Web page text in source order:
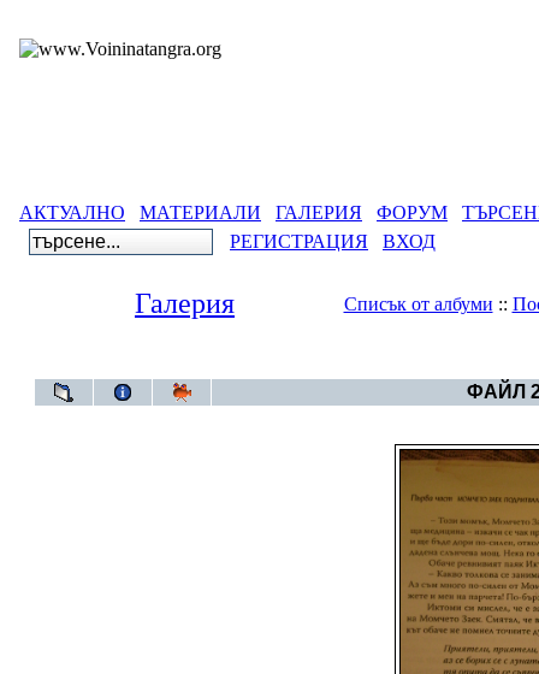
АКТУАЛНО МАТЕРИАЛИ ГАЛЕРИЯ ФОРУМ
РЕГИСТРАЦИЯ
ВХОД
Галерия Списък от албуми ::
ФАЙЛ